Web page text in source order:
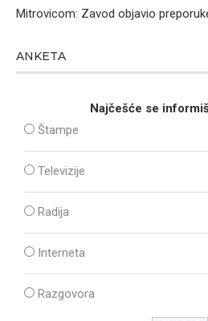
Mitrovicom: Zavod objavio
ANKETA
Najčešće se
Štampe
Televizije
Radija
Interneta
Razgovora